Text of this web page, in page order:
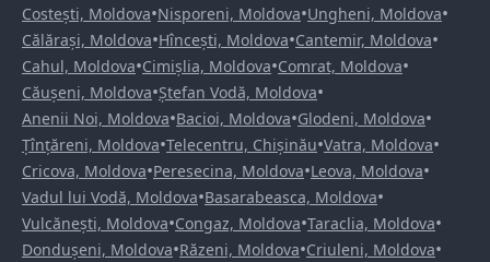
Costești, Moldova•Nisporeni, Moldova•Ungheni, Moldova•
Călărași, Moldova•Hîncești, Moldova•Cantemir, Moldova•
Cahul, Moldova•Cimișlia, Moldova•Comrat, Moldova•
Căușeni, Moldova•Ștefan Vodă, Moldova•
Anenii Noi, Moldova•Bacioi, Moldova•Glodeni, Moldova•
Țînțăreni, Moldova•Telecentru, Chișinău•Vatra, Moldova•
Cricova, Moldova•Peresecina, Moldova•Leova, Moldova•
Vadul lui Vodă, Moldova•Basarabeasca, Moldova•
Vulcănești, Moldova•Congaz, Moldova•Taraclia, Moldova•
Dondușeni, Moldova•Răzeni, Moldova•Criuleni, Moldova•